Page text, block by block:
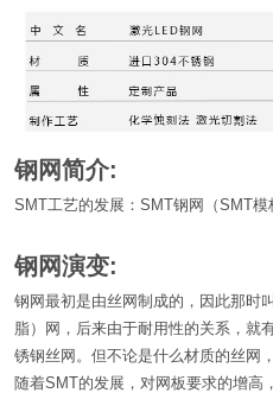
钢网简介:
SMT工艺的发展：SMT钢网（SMT模
钢网演变:
钢网最初是由丝网制成的，因此那时
脂）网，后来由于耐用性的关系，就
锈钢丝网。但不论是什么材质的丝网
随着SMT的发展，对网板要求的增高